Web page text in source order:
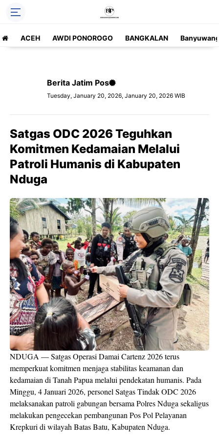
ACEH AWDI PONOROGO BANGKALAN
Berita Jatim Pos
Tuesday, January 20, 2026, January 20, 2026 WIB
Satgas ODC 2026 Teguhkan
Komitmen Kedamaian Melalui
Patroli Humanis di Kabupaten
Nduga
NDUGA — Satgas Operasi Damai Cartenz 2026 terus
memperkuat komitmen menjaga stabilitas keamanan dan
kedamaian di Tanah Papua melalui pendekatan humanis. Pada
Minggu, 4 Januari 2026, personel Satgas Tindak ODC 2026
melaksanakan patroli gabungan bersama Polres Nduga sekaligus
melakukan pengecekan pembangunan Pos Pol Pelayanan
Krepkuri di wilayah Batas Batu, Kabupaten Nduga.